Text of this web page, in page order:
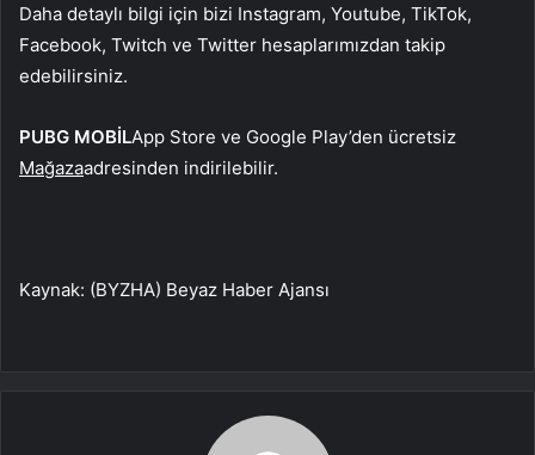
Daha detaylı bilgi için bizi Instagram, Youtube, TikTok,
Facebook, Twitch ve Twitter hesaplarımızdan takip
edebilirsiniz.
PUBG MOBİLApp Store ve Google Play’den ücretsiz
Mağazaadresinden indirilebilir.
Kaynak: (BYZHA) Beyaz Haber Ajansı